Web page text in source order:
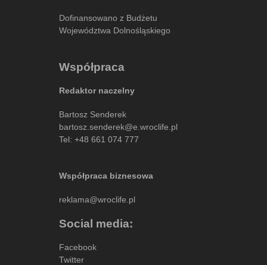
Dofinansowano z Budżetu
Województwa Dolnośląskiego
Współpraca
Redaktor naczelny
Bartosz Senderek
bartosz.senderek@e.wroclife.pl
Tel: +48 661 074 777
Współpraca biznesowa
reklama@wroclife.pl
Social media:
Facebook
Twitter